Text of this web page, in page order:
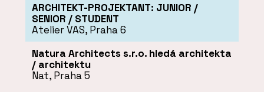
ARCHITEKT-PROJEKTANT: JUNIOR /
SENIOR / STUDENT
Atelier VAS, Praha 6
Natura Architects s.r.o. hledá architekta
/ architektu
Nat, Praha 5